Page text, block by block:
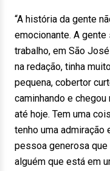
“A história da gente
emocionante. A
trabalho, em São
na redação, tinha
pequena, cobertor
caminhando e
até hoje. Tem uma
tenho uma
pessoa generosa
alguém que está em